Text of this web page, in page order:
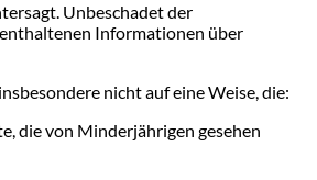
Unbeschadet der
Informationen über
nicht auf eine Weise, die:
die von Minderjährigen gesehen